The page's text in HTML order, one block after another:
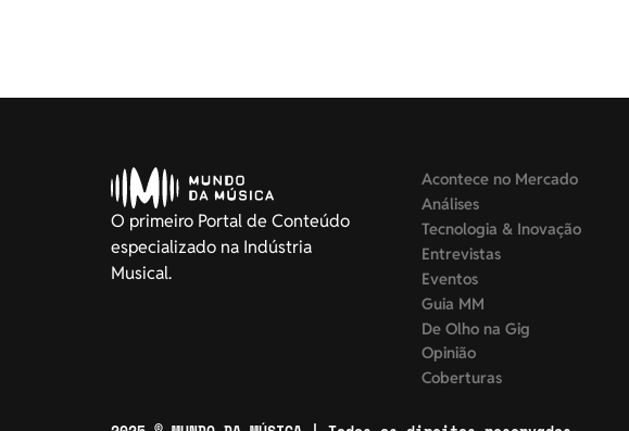
O primeiro Portal de Conteúdo
especializado na Indústria
Musical.
Acontece no Mercado
Análises
Tecnologia & Inovação
Entrevistas
Eventos
Guia MM
De Olho na Gig
Opinião
Coberturas